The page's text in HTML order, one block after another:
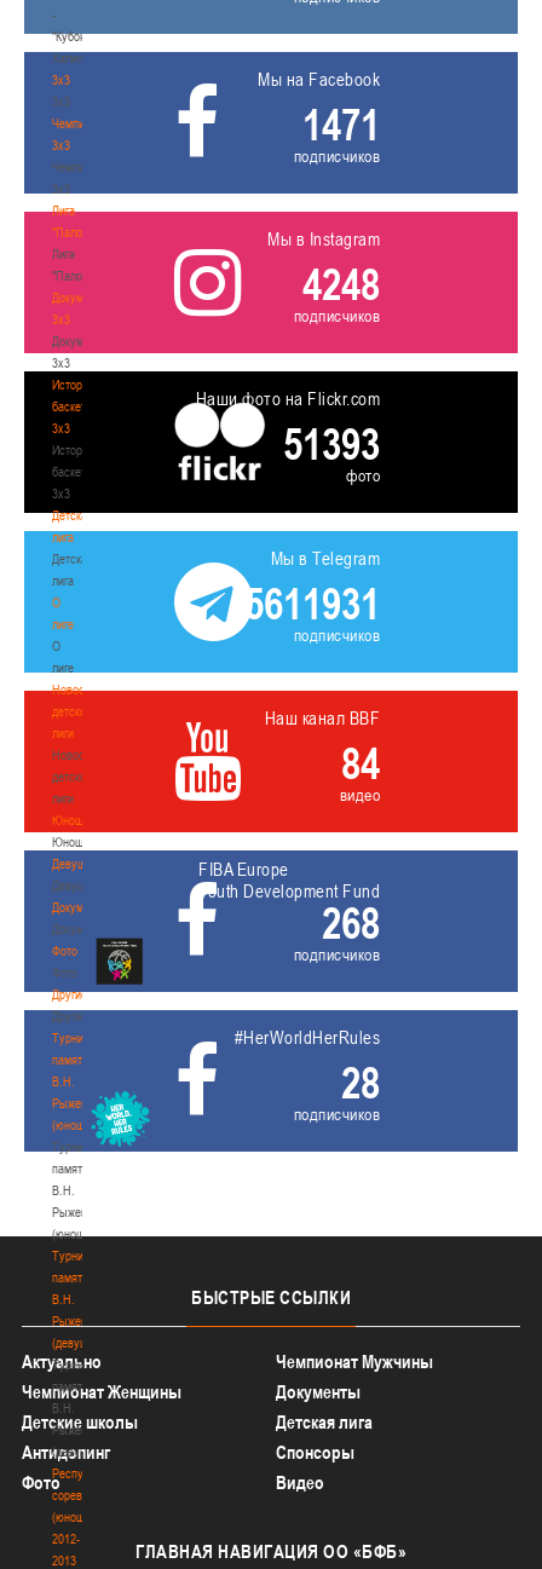
-
"Кубок
Халипского"
3x3
3x3
Чемпионат
3х3
Чемпионат
3х3
Лига
"Палова"
Лига
"Палова"
Документы
3х3
Документы
3х3
История
баскетбола
3х3
История
баскетбола
3х3
Детская
лига
Детская
лига
О
лиге
О
лиге
Новости
детской
лиги
Новости
детской
лиги
Юноши
Юноши
Девушки
Девушки
Документы
Документы
Фото
Фото
Другие
Другие
Турнир
памяти
В.Н.
Рыженкова
(юноши)
Турнир
памяти
В.Н.
Рыженкова
(юноши)
Турнир
памяти
В.Н.
Рыженкова
(девушки)
Турнир
памяти
В.Н.
Рыженкова
(девушки)
Республиканские
соревнования
(юноши)
2012-
2013
Мы на Facebook
1471
подписчиков
Мы в Instagram
4248
подписчиков
Наши фото на Flickr.com
51393
фото
Мы в Telegram
5611931
подписчиков
Наш канал BBF
84
видео
FIBA Europe
Youth Development Fund
268
подписчиков
#HerWorldHerRules
28
подписчиков
БЫСТРЫЕ ССЫЛКИ
Актуально
Чемпионат Мужчины
Чемпионат Женщины
Документы
Детские школы
Детская лига
Антидопинг
Спонсоры
Фото
Видео
ГЛАВНАЯ НАВИГАЦИЯ ОО «БФБ»